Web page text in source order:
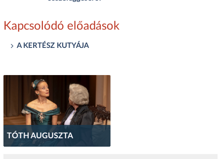
Kapcsolódó előadások
A KERTÉSZ KUTYÁJA
TÓTH AUGUSZTA